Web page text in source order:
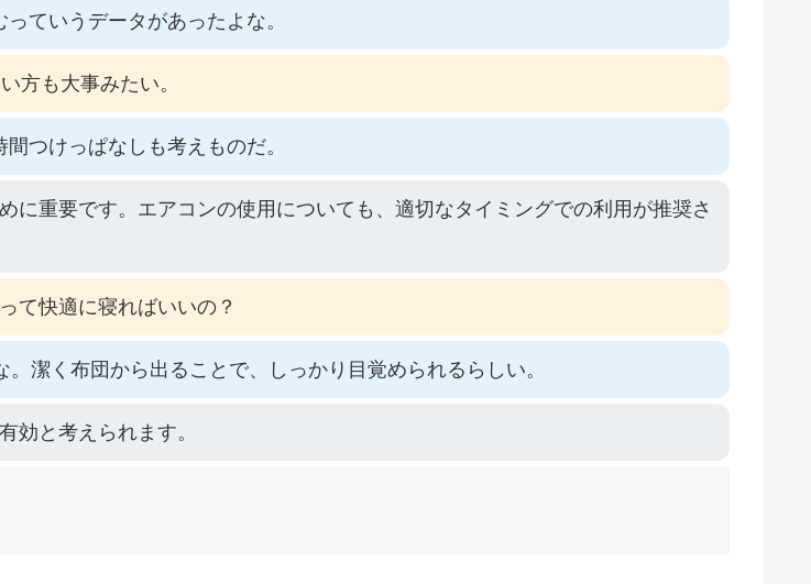
ていうデータがあったよな。
方も大事みたい。
つけっぱなしも考えものだ。
に重要です。エアコンの使用についても、適切なタイミングでの利用が推奨さ
て快適に寝ればいいの？
潔く布団から出ることで、しっかり目覚められるらしい。
効と考えられます。